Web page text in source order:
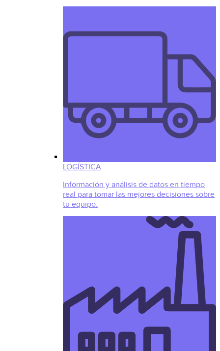
LOGÍSTICA
Información y análisis de datos en tiempo
real para tomar las mejores decisiones sobre
tu equipo.